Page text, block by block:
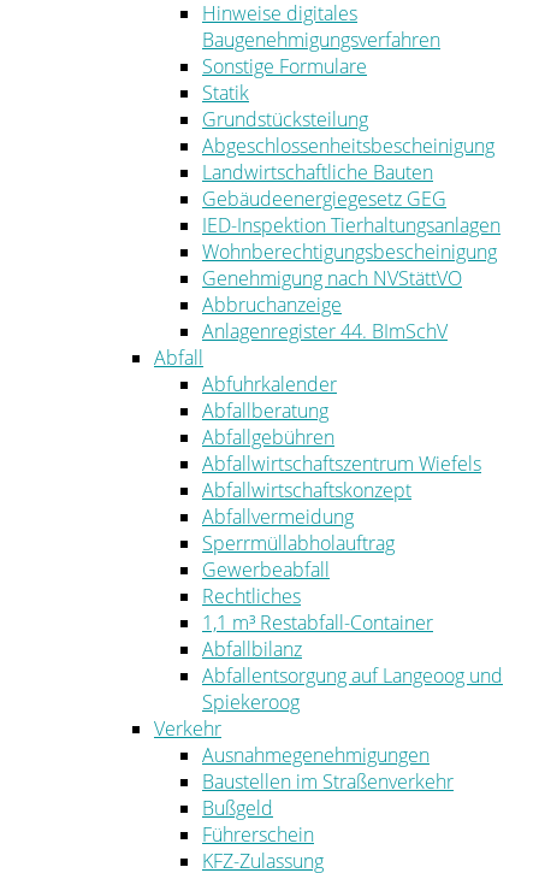
Hinweise digitales
Baugenehmigungsverfahren
Sonstige Formulare
Statik
Grundstücksteilung
Abgeschlossenheitsbescheinigung
Landwirtschaftliche Bauten
Gebäudeenergiegesetz GEG
IED-Inspektion Tierhaltungsanlagen
Wohnberechtigungsbescheinigung
Genehmigung nach NVStättVO
Abbruchanzeige
Anlagenregister 44. BImSchV
Abfall
Abfuhrkalender
Abfallberatung
Abfallgebühren
Abfallwirtschaftszentrum Wiefels
Abfallwirtschaftskonzept
Abfallvermeidung
Sperrmüllabholauftrag
Gewerbeabfall
Rechtliches
1,1 m³ Restabfall-Container
Abfallbilanz
Abfallentsorgung auf Langeoog und
Spiekeroog
Verkehr
Ausnahmegenehmigungen
Baustellen im Straßenverkehr
Bußgeld
Führerschein
KFZ-Zulassung